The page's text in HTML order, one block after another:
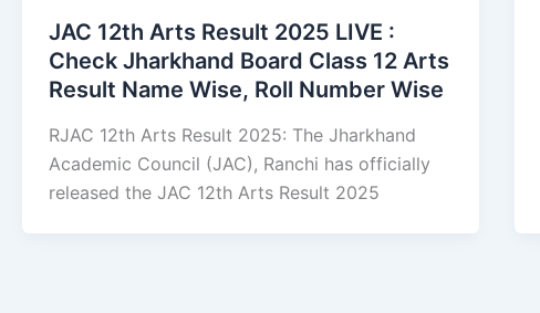
JAC 12th Arts Result 2025 LIVE :
Check Jharkhand Board Class 12 Arts
Result Name Wise, Roll Number Wise
RJAC 12th Arts Result 2025: The Jharkhand
Academic Council (JAC), Ranchi has officially
released the JAC 12th Arts Result 2025